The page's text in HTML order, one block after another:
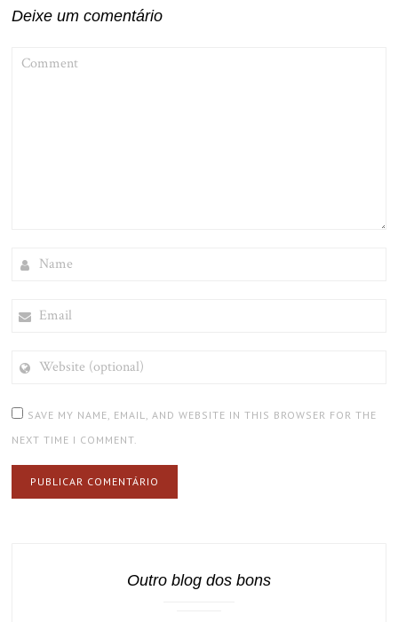
Deixe um comentário
(OPTIONAL)
SAVE MY NAME, EMAIL, AND WEBSITE IN THIS BROWSER FOR THE
NEXT TIME I COMMENT.
Outro blog dos bons